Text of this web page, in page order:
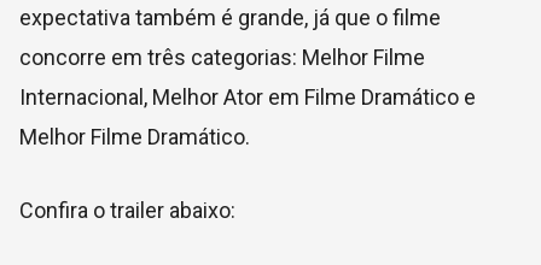
expectativa também é grande, já que o filme
concorre em três categorias: Melhor Filme
Internacional, Melhor Ator em Filme Dramático e
Melhor Filme Dramático.
Confira o trailer abaixo: